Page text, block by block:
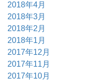
2018年4月
2018年3月
2018年2月
2018年1月
2017年12月
2017年11月
2017年10月